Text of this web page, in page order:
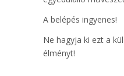
A belépés ingyenes!
Ne hagyja ki ezt a
élményt!